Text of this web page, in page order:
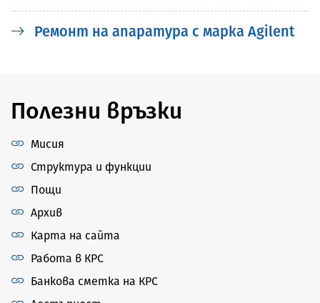
Ремонт на апаратура с марка Аgilent
Полезни връзки
Мисия
Структура и функции
Пощи
Архив
Карта на сайта
Работа в КРС
Банкова сметка на КРС